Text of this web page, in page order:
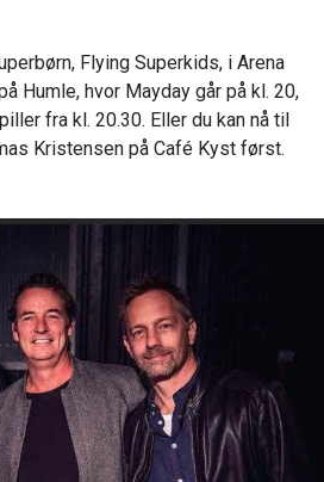
Flying Superkids, i Arena
Humle, hvor Mayday går på kl. 20,
fra kl. 20.30. Eller du kan nå til
Kristensen på Café Kyst først.